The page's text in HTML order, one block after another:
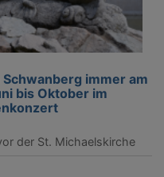
immer am
bis Oktober im
der St. Michaelskirche